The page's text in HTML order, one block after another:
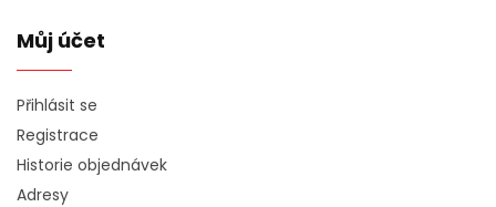
Můj účet
Přihlásit se
Registrace
Historie objednávek
Adresy